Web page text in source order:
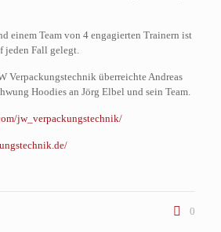
einem Team von 4 engagierten Trainern ist
jeden Fall gelegt.
Verpackungstechnik überreichte Andreas
Hoodies an Jörg Elbel und sein Team.
jw_verpackungstechnik/
0